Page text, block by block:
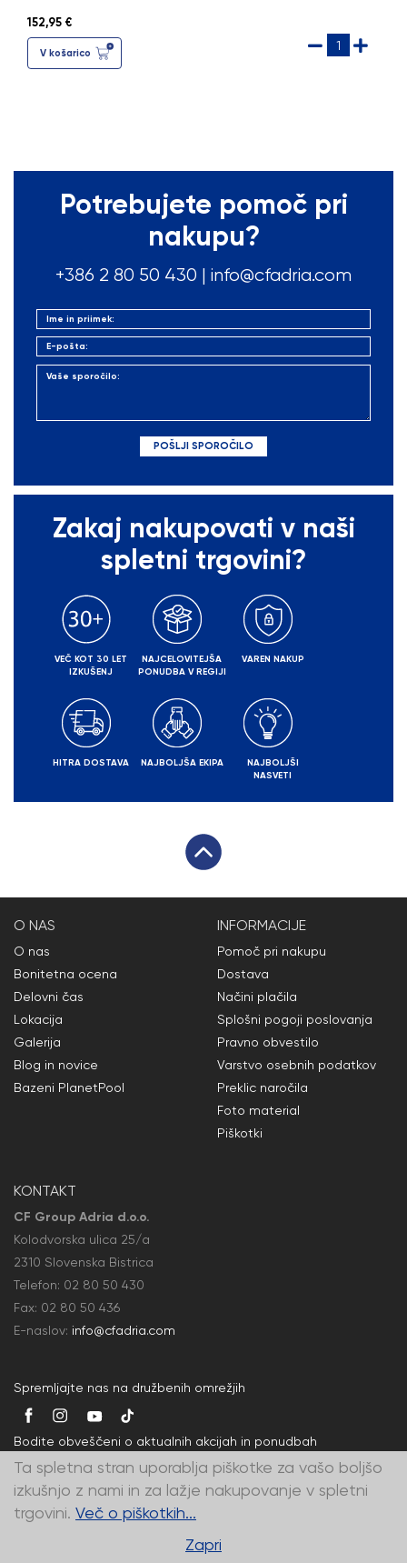
152,95 €
V košarico
Potrebujete pomoč pri
nakupu?
+386 2 80 50 430 | info@cfadria.com
Zakaj nakupovati v naši
spletni trgovini?
VEČ KOT 30 LET
IZKUŠENJ
NAJCELOVITEJŠA
PONUDBA V REGIJI
VAREN NAKUP
HITRA DOSTAVA NAJBOLJŠA EKIPA
NAJBOLJŠI
NASVETI
O NAS
O nas
Bonitetna ocena
Delovni čas
Lokacija
Galerija
Blog in novice
Bazeni PlanetPool
INFORMACIJE
Pomoč pri nakupu
Dostava
Načini plačila
Splošni pogoji poslovanja
Pravno obvestilo
Varstvo osebnih podatkov
Preklic naročila
Foto material
Piškotki
KONTAKT
CF Group Adria d.o.o.
Kolodvorska ulica 25/a
2310 Slovenska Bistrica
Telefon: 02 80 50 430
Fax: 02 80 50 436
E-naslov: info@cfadria.com
Spremljajte nas na družbenih omrežjih
Bodite obveščeni o aktualnih akcijah in ponudbah
© CF Group Adria d.o.o. - vse pravice pridržane
Ta spletna stran uporablja piškotke za vašo boljšo
izkušnjo z nami in za lažje nakupovanje v spletni
trgovini. Več o piškotkih...
Zapri